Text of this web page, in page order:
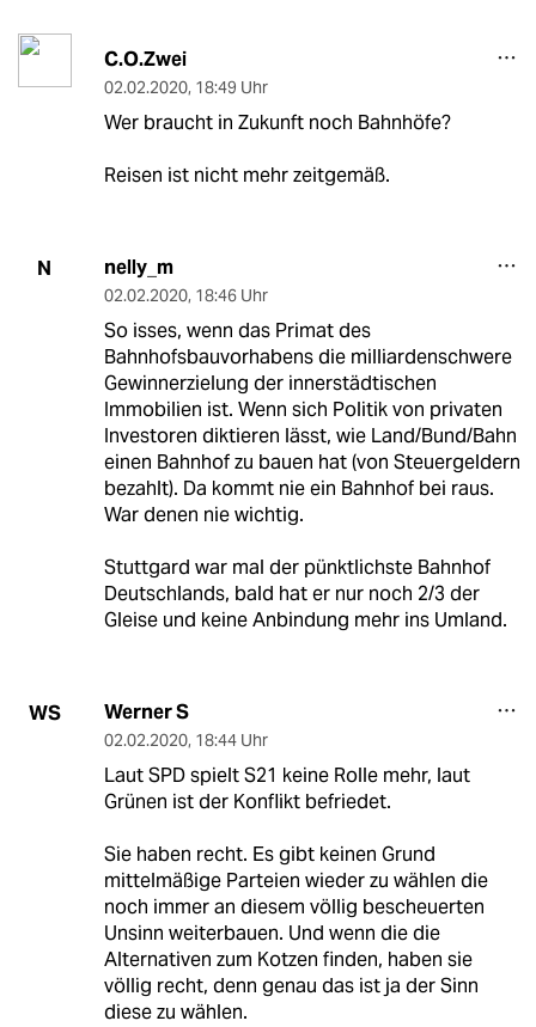
C.O.Zwei
02.02.2020, 18:49 Uhr
Wer braucht in Zukunft noch Bahnhöfe?
Reisen ist nicht mehr zeitgemäß.
N nelly_m
02.02.2020, 18:46 Uhr
So isses, wenn das Primat des
Bahnhofsbauvorhabens die milliardenschwere
Gewinnerzielung der innerstädtischen
Immobilien ist. Wenn sich Politik von privaten
Investoren diktieren lässt, wie Land/Bund/Bahn
einen Bahnhof zu bauen hat (von Steuergeldern
bezahlt). Da kommt nie ein Bahnhof bei raus.
War denen nie wichtig.
Stuttgard war mal der pünktlichste Bahnhof
Deutschlands, bald hat er nur noch 2/3 der
Gleise und keine Anbindung mehr ins Umland.
WS Werner S
02.02.2020, 18:44 Uhr
Laut SPD spielt S21 keine Rolle mehr, laut
Grünen ist der Konflikt befriedet.
Sie haben recht. Es gibt keinen Grund
mittelmäßige Parteien wieder zu wählen die
noch immer an diesem völlig bescheuerten
Unsinn weiterbauen. Und wenn die die
Alternativen zum Kotzen finden, haben sie
völlig recht, denn genau das ist ja der Sinn
diese zu wählen.